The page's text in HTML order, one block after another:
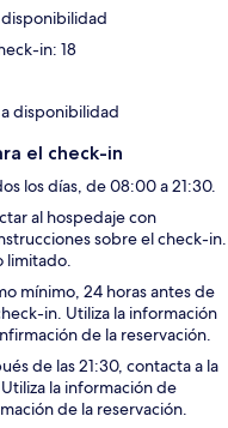
in: 18
disponibilidad
el check-in
los días, de 08:00 a 21:30.
al hospedaje con
sobre el check-in.
limitado.
mínimo, 24 horas antes de
in. Utiliza la información
de la reservación.
de las 21:30, contacta a la
la información de
de la reservación.